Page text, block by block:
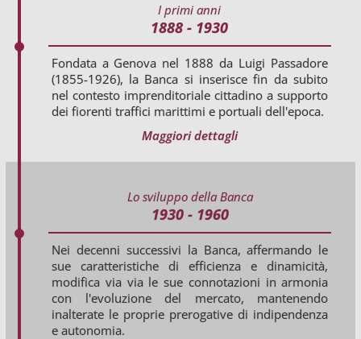
I primi anni
1888 - 1930
Fondata a Genova nel 1888 da Luigi Passadore
(1855-1926), la Banca si inserisce fin da subito
nel contesto imprenditoriale cittadino a supporto
dei fiorenti traffici marittimi e portuali dell'epoca.
Maggiori dettagli
Lo sviluppo della Banca
1930 - 1960
Nei decenni successivi la Banca, affermando le
sue caratteristiche di efficienza e dinamicità,
modifica via via le sue connotazioni in armonia
con l'evoluzione del mercato, mantenendo
inalterate le proprie prerogative di indipendenza
e autonomia.